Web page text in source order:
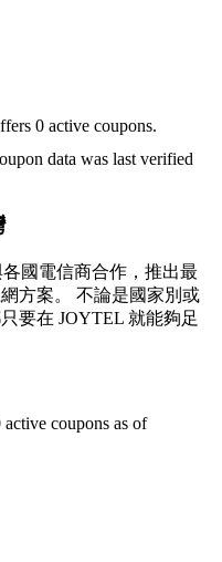
0 active coupons.
data was last verified
國電信商合作，推出最
方案。 不論是國家別或
要在 JOYTEL 就能夠足
coupons as of